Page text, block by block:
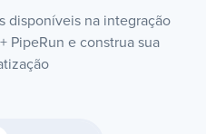
disponíveis na integração
PipeRun e construa sua